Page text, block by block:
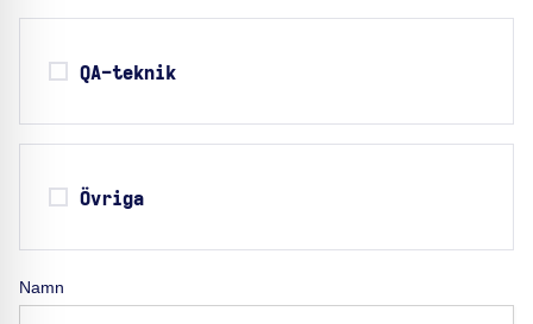
QA-teknik
Övriga
Namn